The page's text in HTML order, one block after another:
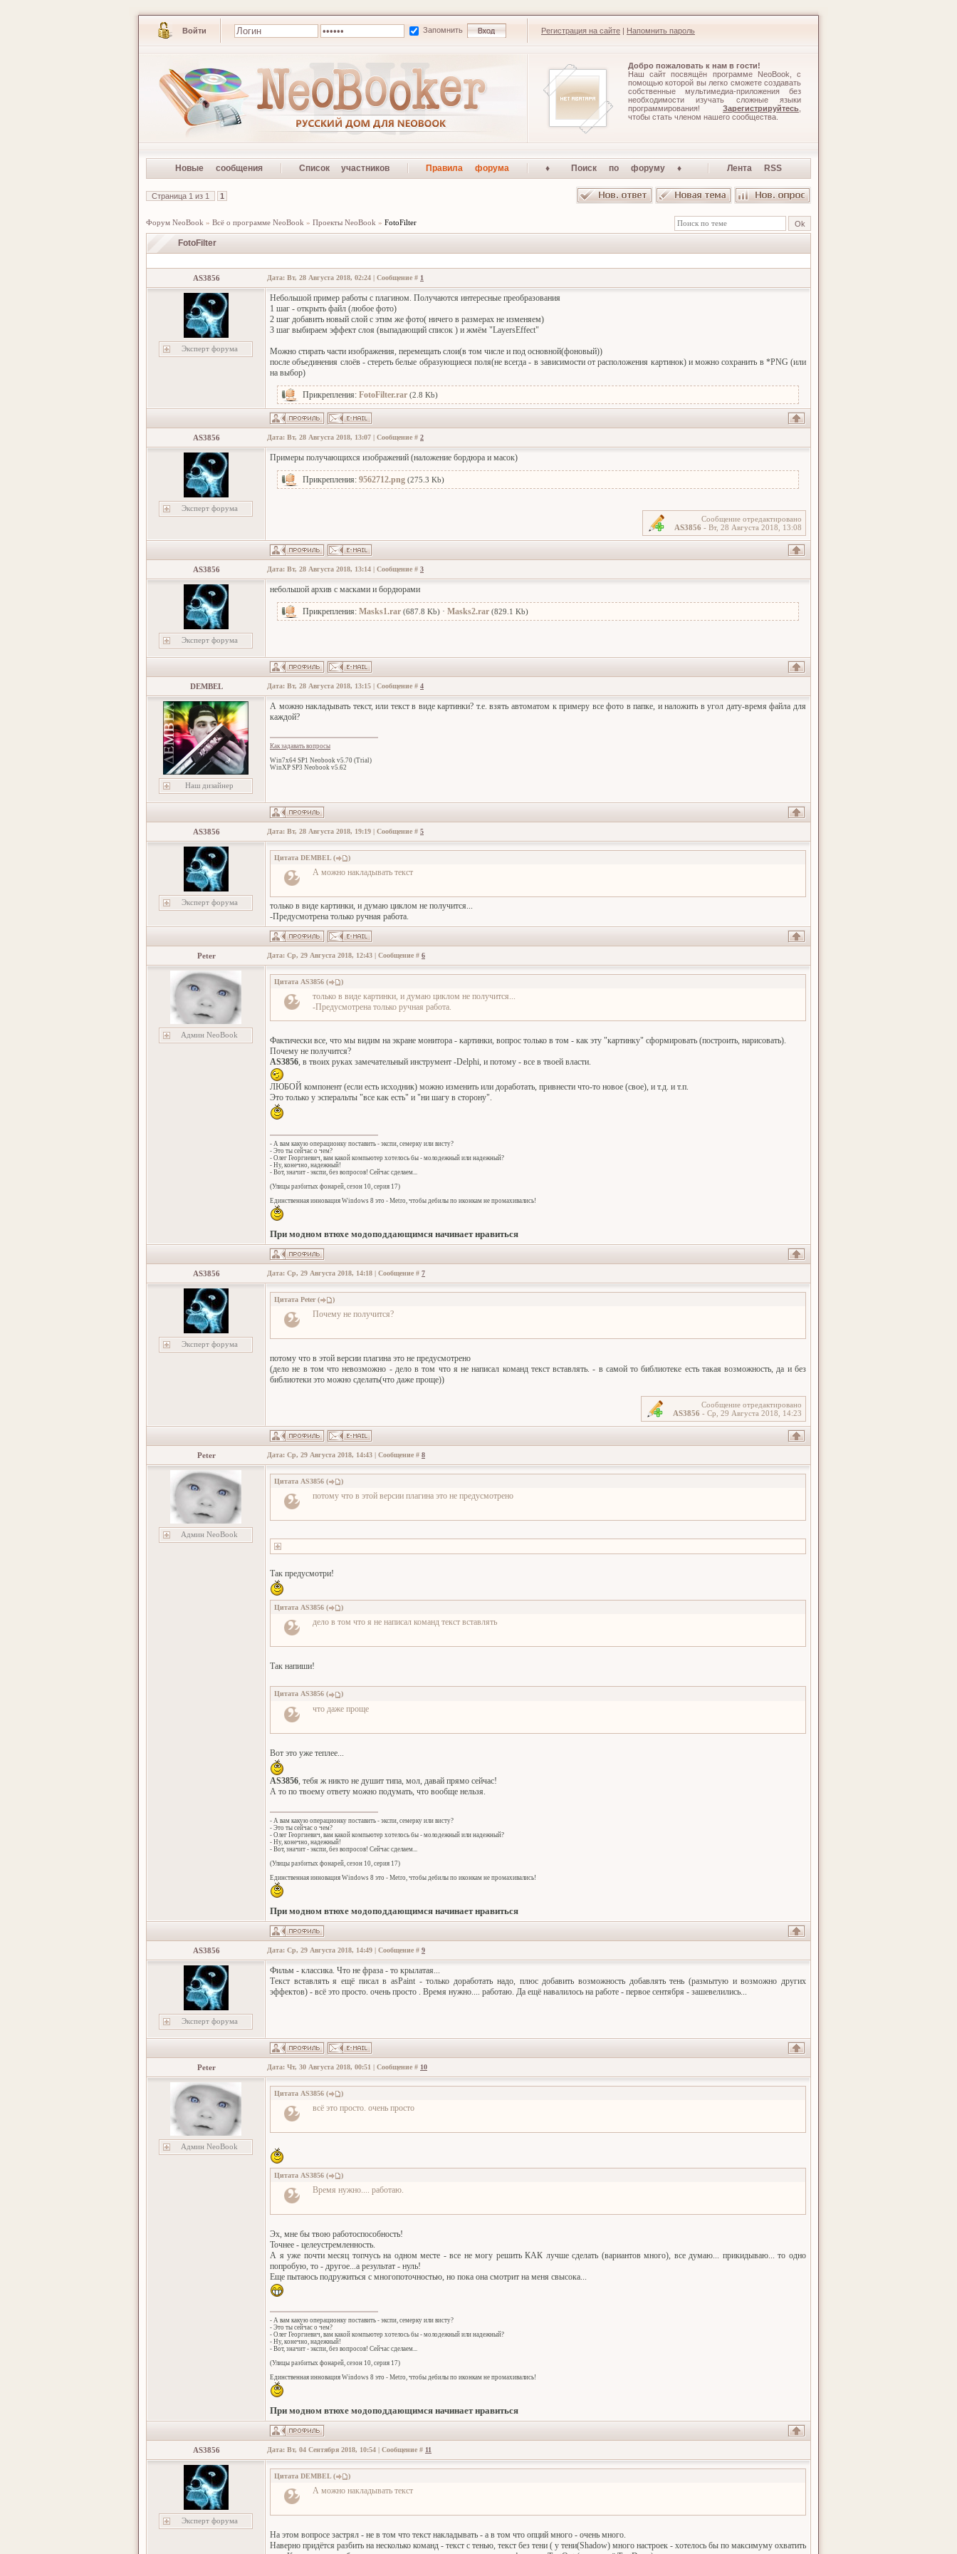
Войти Запомнить Регистрация на сайте | Напомнить пароль
Добро пожаловать к нам в гости!
Наш сайт посвящён программе NeoBook, с
помощью которой вы легко сможете создавать
собственные мультимедиа-приложения без
необходимости изучать сложные языки
программирования! Зарегистрируйтесь
чтобы стать членом нашего сообщества.
Новые сообщения Список участников Правила форума ♦ Поиск по форуму ♦ Лента RSS
Страница 1 из 1 1
Форум NeoBook » Всё о программе NeoBook » Проекты NeoBook » FotoFilter
FotoFilter
AS3856 Дата: Вт, 28 Августа 2018, 02:24 | Сообщение # 1
Эксперт форума
Небольшой пример работы с плагином. Получаются интересные преобразования
1 шаг - открыть файл (любое фото)
2 шаг добавить новый слой с этим же фото( ничего в размерах не изменяем)
3 шаг выбираем эффект слоя (выпадающий список ) и жмём "LayersEffect"
Можно стирать части изображения, перемещать слои(в том числе и под основной(фоновый))
после объединения слоёв - стереть белые образующиеся поля(не всегда - в зависимости от расположения картинок) и можно сохранить в *PNG (или
на выбор)
Прикрепления: FotoFilter.rar (2.8 Kb)
AS3856 Дата: Вт, 28 Августа 2018, 13:07 | Сообщение # 2
Эксперт форума
Примеры получающихся изображений (наложение бордюра и масок)
Прикрепления: 9562712.png (275.3 Kb)
Сообщение отредактировано
AS3856 - Вт, 28 Августа 2018, 13:08
AS3856 Дата: Вт, 28 Августа 2018, 13:14 | Сообщение # 3
Эксперт форума
небольшой архив с масками и бордюрами
Прикрепления: Masks1.rar (687.8 Kb) · Masks2.rar (829.1 Kb)
DEMBEL Дата: Вт, 28 Августа 2018, 13:15 | Сообщение # 4
Наш дизайнер
А можно накладывать текст, или текст в виде картинки? т.е. взять автоматом к примеру все фото в папке, и наложить в угол дату-время файла для
каждой?
Как задавать вопросы
Win7x64 SP1 Neobook v5.70 (Trial)
WinXP SP3 Neobook v5.62
AS3856 Дата: Вт, 28 Августа 2018, 19:19 | Сообщение # 5
Эксперт форума
Цитата DEMBEL( )
А можно накладывать текст
только в виде картинки, и думаю циклом не получится...
-Предусмотрена только ручная работа.
Peter Дата: Ср, 29 Августа 2018, 12:43 | Сообщение # 6
Админ NeoBook
Цитата AS3856 ( )
только в виде картинки, и думаю циклом не получится...
-Предусмотрена только ручная работа.
Фактически все, что мы видим на экране монитора - картинки, вопрос только в том - как эту "картинку" сформировать (построить, нарисовать).
Почему не получится?
AS3856, в твоих руках замечательный инструмент -Delphi, и потому - все в твоей власти.
ЛЮБОЙ компонент (если есть исходник) можно изменить или доработать, привнести что-то новое (свое), и т.д. и т.п.
Это только у эсперальты "все как есть" и "ни шагу в сторону".
- А вам какую операционку поставить - экспи, семерку или висту?
- Это ты сейчас о чем?
- Олег Георгиевич, вам какой компьютер хотелось бы - молодежный или надежный?
- Ну, конечно, надежный!
- Вот, значит - экспи, без вопросов! Сейчас сделаем...
(Улицы разбитых фонарей, сезон 10, серия 17)
Единственная инновация Windows 8 это - Metro, чтобы дебилы по иконкам не промахивались!
При модном втюхе модоподдающимся начинает нравиться
AS3856 Дата: Ср, 29 Августа 2018, 14:18 | Сообщение # 7
Эксперт форума
Цитата Peter( )
Почему не получится?
потому что в этой версии плагина это не предусмотрено
(дело не в том что невозможно - дело в том что я не написал команд текст вставлять. - в самой то библиотеке есть такая возможность, да и без
библиотеки это можно сделать(что даже проще))
Сообщение отредактировано
AS3856 - Ср, 29 Августа 2018, 14:23
Peter Дата: Ср, 29 Августа 2018, 14:43 | Сообщение # 8
Админ NeoBook
Цитата AS3856 ( )
потому что в этой версии плагина это не предусмотрено
Так предусмотри!
Цитата AS3856 ( )
дело в том что я не написал команд текст вставлять
Так напиши!
Цитата AS3856 ( )
что даже проще
Вот это уже теплее...
AS3856 , тебя ж никто не душит типа, мол, давай прямо сейчас!
А то по твоему ответу можно подумать, что вообще нельзя.
- А вам какую операционку поставить - экспи, семерку или висту?
- Это ты сейчас о чем?
- Олег Георгиевич, вам какой компьютер хотелось бы - молодежный или надежный?
- Ну, конечно, надежный!
- Вот, значит - экспи, без вопросов! Сейчас сделаем...
(Улицы разбитых фонарей, сезон 10, серия 17)
Единственная инновация Windows 8 это - Metro, чтобы дебилы по иконкам не промахивались!
При модном втюхе модоподдающимся начинает нравиться
AS3856 Дата: Ср, 29 Августа 2018, 14:49 | Сообщение # 9
Эксперт форума
Фильм - классика. Что не фраза - то крылатая...
Текст вставлять я ещё писал в asPaint - только доработать надо, плюс добавить возможность добавлять тень (размытую и возможно других
эффектов) - всё это просто. очень просто . Время нужно.... работаю. Да ещё навалилось на работе - первое сентября - зашевелились...
Peter Дата: Чт, 30 Августа 2018, 00:51 | Сообщение # 10
Админ NeoBook
Цитата AS3856 ( )
всё это просто. очень просто
Цитата AS3856 ( )
Время нужно.... работаю.
Эх, мне бы твою работоспособность!
Точнее - целеустремленность.
А я уже почти месяц топчусь на одном месте - все не могу решить КАК лучше сделать (вариантов много), все думаю... прикидываю... то одно
попробую, то - другое...а результат - нуль!
Еще пытаюсь подружиться с многопоточностью, но пока она смотрит на меня свысока...
- А вам какую операционку поставить - экспи, семерку или висту?
- Это ты сейчас о чем?
- Олег Георгиевич, вам какой компьютер хотелось бы - молодежный или надежный?
- Ну, конечно, надежный!
- Вот, значит - экспи, без вопросов! Сейчас сделаем...
(Улицы разбитых фонарей, сезон 10, серия 17)
Единственная инновация Windows 8 это - Metro, чтобы дебилы по иконкам не промахивались!
При модном втюхе модоподдающимся начинает нравиться
AS3856 Дата: Вт, 04 Сентября 2018, 10:54 | Сообщение # 11
Эксперт форума
Цитата DEMBEL( )
А можно накладывать текст
На этом вопросе застрял - не в том что текст накладывать - а в том что опций много - очень много.
Наверно придётся разбить на несколько команд - текст с тенью, текст без тени ( у тени(Shadow) много настроек - хотелось бы по максимуму охватить